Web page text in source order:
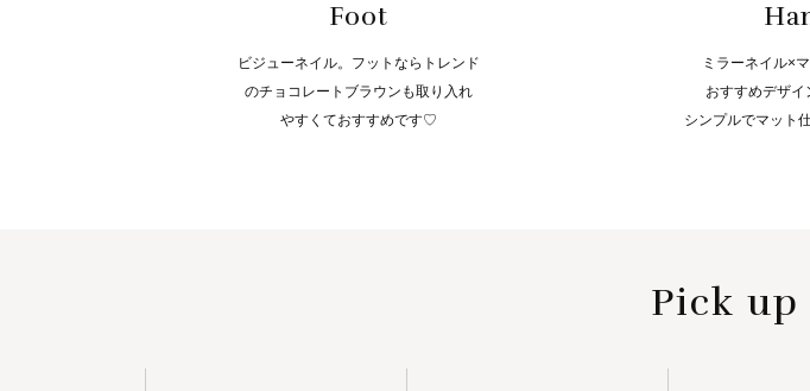
Foot
ビジューネイル。フットならトレンド
のチョコレートブラウンも取り入れ
やすくておすすめです♡
ミラーネイル×
おすすめデザイ
シンプルでマット
Pick